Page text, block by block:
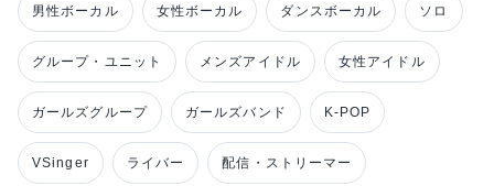
男性ボーカル 女性ボーカル ダンスボーカル ソロ
グループ・ユニット メンズアイドル 女性アイドル
ガールズグループ ガールズバンド K-POP
VSinger ライバー 配信・ストリーマー